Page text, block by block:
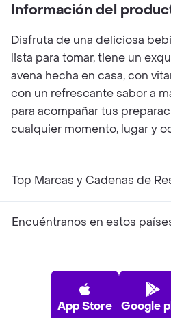
Información del
Disfruta de una deliciosa
lista para tomar, tiene un
avena hecha en casa, con
con un refrescante sabor a
para acompañar tus
cualquier momento, lugar y
Top Marcas y Cadenas de
Encuéntranos en estos
App Store Google